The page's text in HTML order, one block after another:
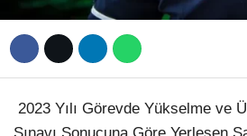
2023 Yılı Görevde Yükselme ve